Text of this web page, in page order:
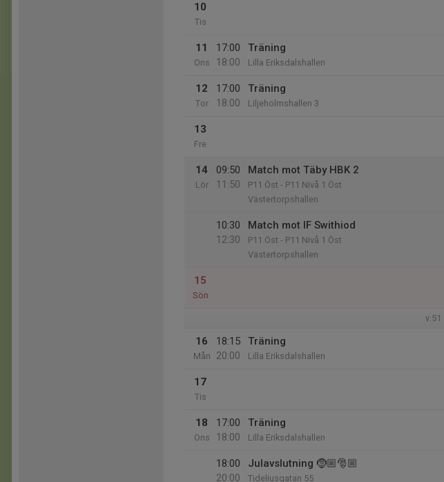
10
Tis
11
Ons
17:00
18:00
Träning
Lilla Eriksdalshallen
12
Tor
17:00
18:00
Träning
Liljeholmshallen 3
13
Fre
14
Lör
09:50
11:50
Match mot Täby HBK 2
P11 Öst - P11 Nivå 1 Öst
Västertorpshallen
10:30
12:30
Match mot IF Swithiod
P11 Öst - P11 Nivå 1 Öst
Västertorpshallen
15
Sön
v.51
16
Mån
18:15
20:00
Träning
Lilla Eriksdalshallen
17
Tis
18
Ons
17:00
18:00
Träning
Lilla Eriksdalshallen
18:00
20:00
Julavslutning 🤶🏼🎅🏼
Tideliusgatan 55